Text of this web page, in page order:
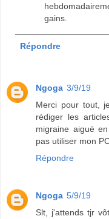
gains.
Répondre
Ngoga 3/9/19
Merci pour tout,
rédiger les
migraine aiguë
pas utiliser mon
Répondre
Ngoga 5/9/19
Slt, j'attends tjr